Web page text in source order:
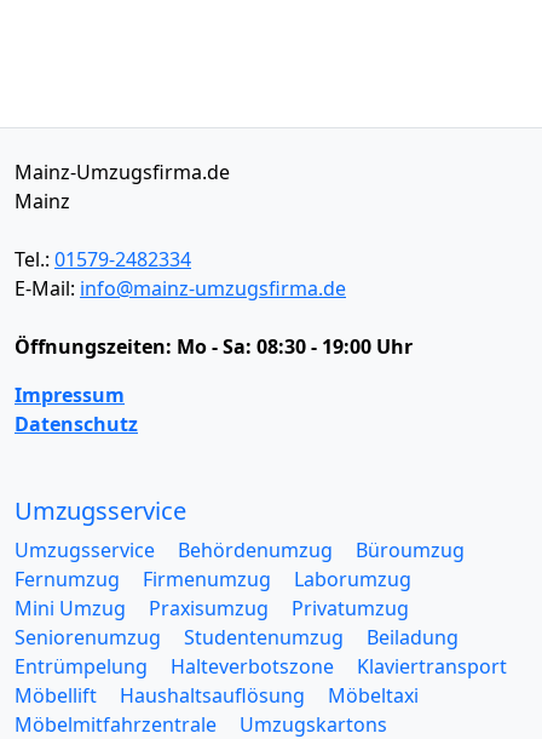
Mainz-Umzugsfirma.de
Mainz
Tel.: 01579-2482334
E-Mail: info@mainz-umzugsfirma.de
Öffnungszeiten: Mo - Sa: 08:30 - 19:00 Uhr
Impressum
Datenschutz
Umzugsservice
Umzugsservice Behördenumzug
Büroumzug
Fernumzug
Firmenumzug
Laborumzug
Mini Umzug
Praxisumzug
Privatumzug
Seniorenumzug
Studentenumzug
Beiladung
Entrümpelung
Halteverbotszone
Klaviertransport
Möbellift
Haushaltsauflösung
Möbeltaxi
Möbelmitfahrzentrale
Umzugskartons